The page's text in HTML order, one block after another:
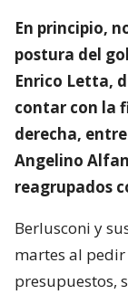
En principio,
postura del
Enrico Letta,
contar con la
derecha,
Angelino
reagrupados
Berlusconi y
martes al pedir
presupuestos,